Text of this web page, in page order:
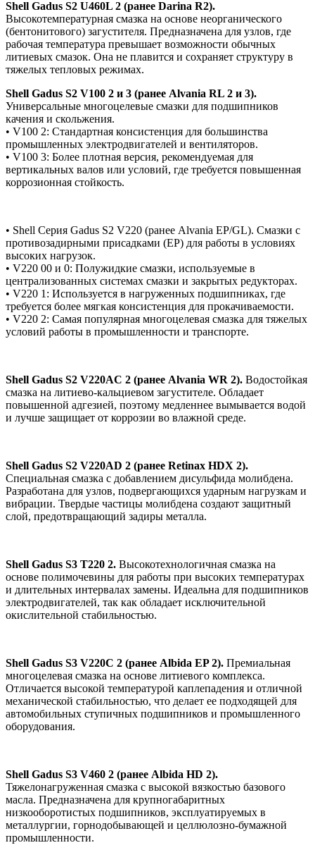
Shell Gadus S2 U460L 2 (ранее Darina R2).
Высокотемпературная смазка на основе неорганического
(бентонитового) загустителя. Предназначена для узлов, где
рабочая температура превышает возможности обычных
литиевых смазок. Она не плавится и сохраняет структуру в
тяжелых тепловых режимах.
Shell Gadus S2 V100 2 и 3 (ранее Alvania RL 2 и 3).
Универсальные многоцелевые смазки для подшипников
качения и скольжения.
• V100 2: Стандартная консистенция для большинства
промышленных электродвигателей и вентиляторов.
• V100 3: Более плотная версия, рекомендуемая для
вертикальных валов или условий, где требуется повышенная
коррозионная стойкость.
• Shell Серия Gadus S2 V220 (ранее Alvania EP/GL). Смазки с
противозадирными присадками (EP) для работы в условиях
высоких нагрузок.
• V220 00 и 0: Полужидкие смазки, используемые в
централизованных системах смазки и закрытых редукторах.
• V220 1: Используется в нагруженных подшипниках, где
требуется более мягкая консистенция для прокачиваемости.
• V220 2: Самая популярная многоцелевая смазка для тяжелых
условий работы в промышленности и транспорте.
Shell Gadus S2 V220AC 2 (ранее Alvania WR 2). Водостойкая
смазка на литиево-кальциевом загустителе. Обладает
повышенной адгезией, поэтому медленнее вымывается водой
и лучше защищает от коррозии во влажной среде.
Shell Gadus S2 V220AD 2 (ранее Retinax HDX 2).
Специальная смазка с добавлением дисульфида молибдена.
Разработана для узлов, подвергающихся ударным нагрузкам и
вибрации. Твердые частицы молибдена создают защитный
слой, предотвращающий задиры металла.
Shell Gadus S3 T220 2. Высокотехнологичная смазка на
основе полимочевины для работы при высоких температурах
и длительных интервалах замены. Идеальна для подшипников
электродвигателей, так как обладает исключительной
окислительной стабильностью.
Shell Gadus S3 V220C 2 (ранее Albida EP 2). Премиальная
многоцелевая смазка на основе литиевого комплекса.
Отличается высокой температурой каплепадения и отличной
механической стабильностью, что делает ее подходящей для
автомобильных ступичных подшипников и промышленного
оборудования.
Shell Gadus S3 V460 2 (ранее Albida HD 2).
Тяжелонагруженная смазка с высокой вязкостью базового
масла. Предназначена для крупногабаритных
низкооборотистых подшипников, эксплуатируемых в
металлургии, горнодобывающей и целлюлозно-бумажной
промышленности.